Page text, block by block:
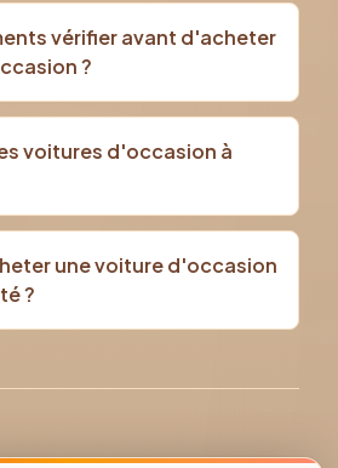
vérifier avant d'acheter
?
voitures d'occasion à
une voiture d'occasion
?